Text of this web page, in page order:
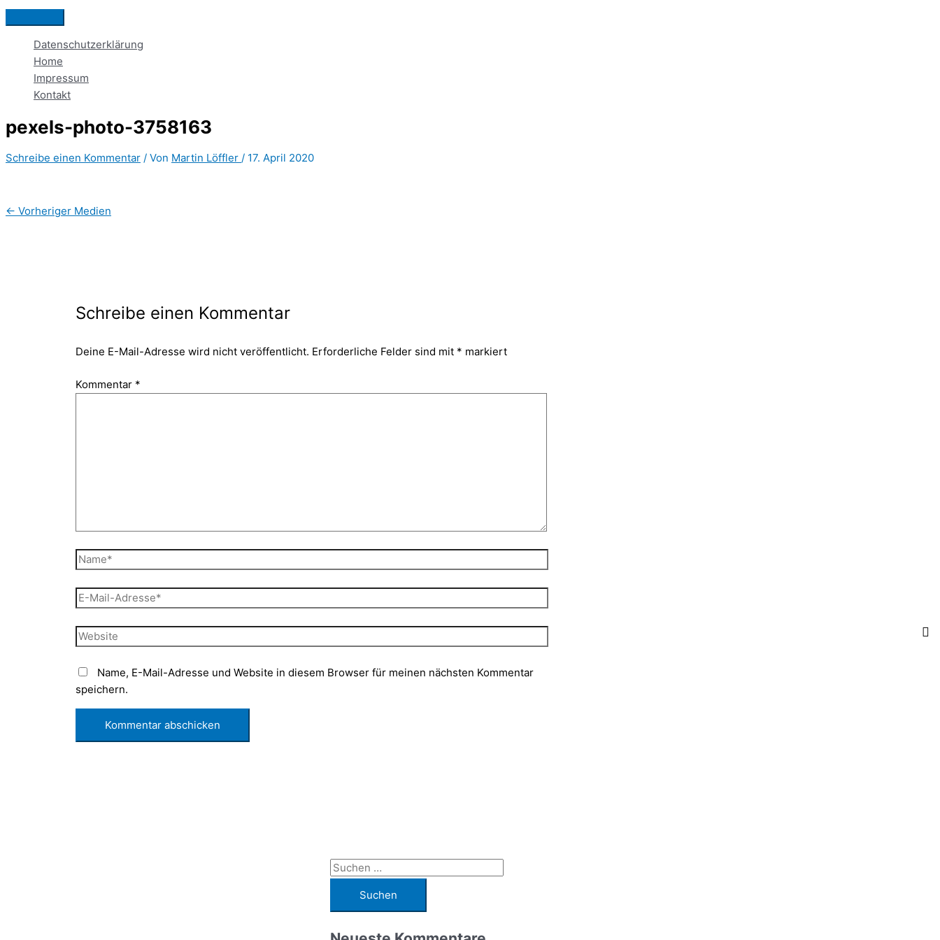
Zum
Inhalt
springen
Hauptmenü
Datenschutzerklärung
Home
Impressum
Kontakt
pexels-photo-3758163
Schreibe einen Kommentar / Von Martin Löffler / 17. April 2020
← Vorheriger Medien
Schreibe einen Kommentar
Deine E-Mail-Adresse wird nicht veröffentlicht. Erforderliche Felder sind mit * markiert
Kommentar *
Name*
E-
Mail-
Adresse*
Website
Name, E-Mail-Adresse und Website in diesem Browser für meinen nächsten Kommentar
speichern.
S
c
h